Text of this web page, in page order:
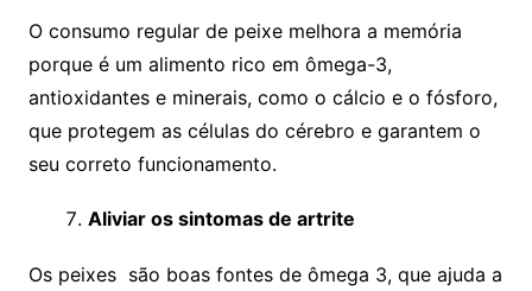
O consumo regular de peixe melhora a memória
porque é um alimento rico em ômega-3,
antioxidantes e minerais, como o cálcio e o fósforo,
que protegem as células do cérebro e garantem o
seu correto funcionamento.
Aliviar os sintomas de artrite
Os peixes são boas fontes de ômega 3, que ajuda a